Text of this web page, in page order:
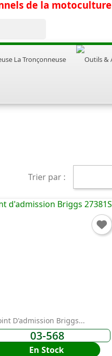
de la motoculture
La Tronçonneuse
Trier par :
D'admission Briggs...
03-568
En Stock